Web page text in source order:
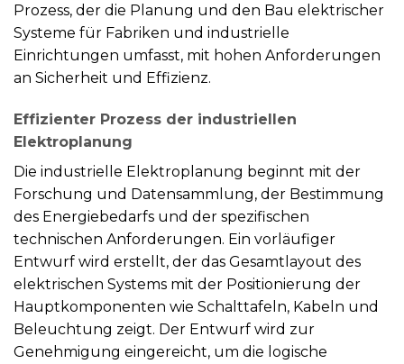
Prozess, der die Planung und den Bau elektrischer
Systeme für Fabriken und industrielle
Einrichtungen umfasst, mit hohen Anforderungen
an Sicherheit und Effizienz.
Effizienter Prozess der industriellen
Elektroplanung
Die industrielle Elektroplanung beginnt mit der
Forschung und Datensammlung, der Bestimmung
des Energiebedarfs und der spezifischen
technischen Anforderungen. Ein vorläufiger
Entwurf wird erstellt, der das Gesamtlayout des
elektrischen Systems mit der Positionierung der
Hauptkomponenten wie Schalttafeln, Kabeln und
Beleuchtung zeigt. Der Entwurf wird zur
Genehmigung eingereicht, um die logische